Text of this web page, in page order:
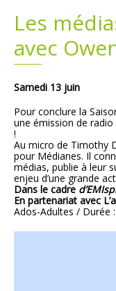
Les
avec
Samedi 13 juin
Pour conclure la
une émission de
!
Au micro de Timothy
pour Médianes. Il
médias, publie à leur
enjeu d’une grande
Dans le cadre
En partenariat avec
Ados-Adultes / Durée
Plans
Demandes légales
Emploi
Marchés publics
Grands projets